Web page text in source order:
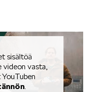
sisältöä
videon vasta,
.